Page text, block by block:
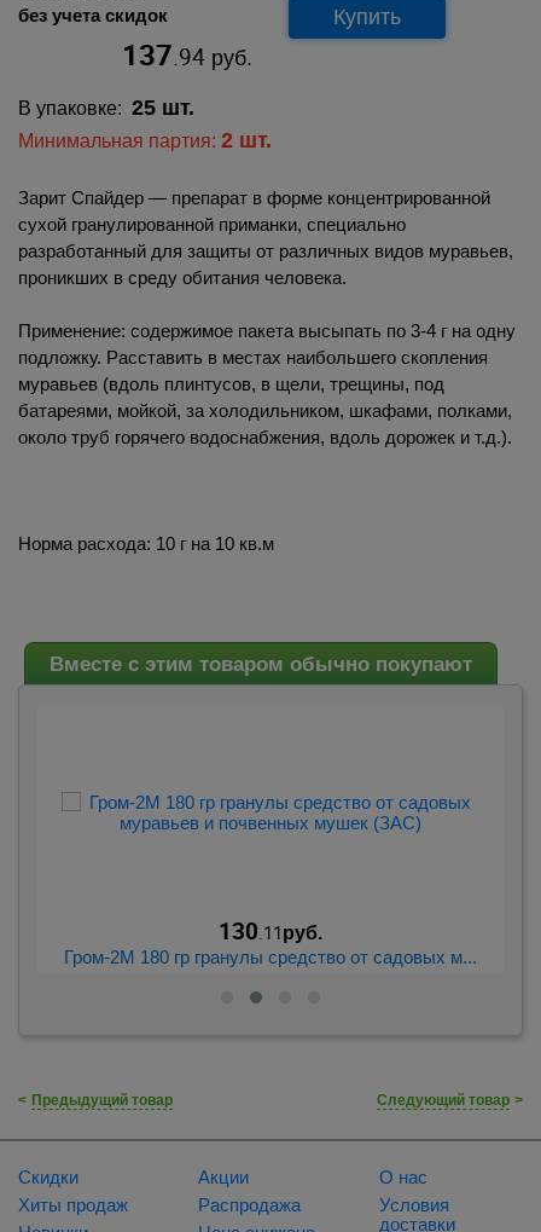
без учета скидок
137.94 руб.
Купить
В упаковке: 25 шт.
Минимальная партия: 2 шт.
Зарит Спайдер — препарат в форме концентрированной
сухой гранулированной приманки, специально
разработанный для защиты от различных видов муравьев,
проникших в среду обитания человека.
Применение: содержимое пакета высыпать по 3-4 г на одну
подложку. Расставить в местах наибольшего скопления
муравьев (вдоль плинтусов, в щели, трещины, под
батареями, мойкой, за холодильником, шкафами, полками,
около труб горячего водоснабжения, вдоль дорожек и т.д.).
Норма расхода: 10 г на 10 кв.м
Вместе с этим товаром обычно покупают
130 .11руб.
Гром-2М 180 гр гранулы средство от садовых м...
< Предыдущий товар Следующий товар >
Скидки
Хиты продаж
Акции
Распродажа
О нас
Условия
доставки